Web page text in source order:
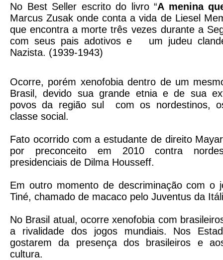
No Best Seller escrito do livro “A menina
Marcus Zusak onde conta a vida de Liesel
que encontra a morte três vezes durante a
com seus pais adotivos e um judeu
Nazista. (1939-1943)
Ocorre, porém xenofobia dentro de um
Brasil, devido sua grande etnia e de sua
povos da região sul com os nordestinos,
classe social.
Fato ocorrido com a estudante de direito
por preconceito em 2010 contra
presidenciais de Dilma Housseff.
Em outro momento de descriminação com o
Tiné, chamado de macaco pelo Juventus da
No Brasil atual, ocorre xenofobia com
a rivalidade dos jogos mundiais. Nos
gostarem da presença dos brasileiros e
cultura.